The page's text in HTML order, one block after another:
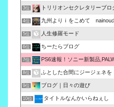
3位 トリリオンセクレタリーブ
4位 九州よりｉをこめて nainouの戦
5位 人生修羅モード
6位 ちーたらブログ
7位 PS6速報！ソニー新製品
8位 ふとした合間にジージェネを
9位 ブログ｜日々の遊び
10位 タイトルなんかいらねぇし